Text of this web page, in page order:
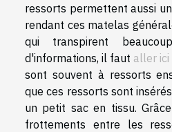
ressorts permettent aussi
rendant ces matelas
qui transpirent
d'informations, il faut aller ici
sont souvent à ressorts
que ces ressorts sont
un petit sac en tissu.
frottements entre les